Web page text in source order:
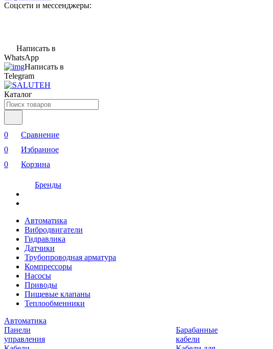
Соцсети и мессенджеры:
Написать в
WhatsApp
Написать в
Telegram
Каталог
0
Сравнение
0
Избранное
0
Корзина
Бренды
Автоматика
Вибродвигатели
Гидравлика
Датчики
Трубопроводная арматура
Компрессоры
Насосы
Приводы
Пищевые клапаны
Теплообменники
Автоматика
Панели
управления
Барабанные
кабели